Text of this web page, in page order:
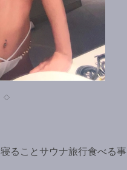
◇
寝ることサウナ旅行食べる事